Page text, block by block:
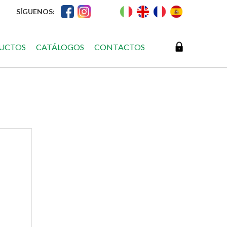
SÍGUENOS:
CATÁLOGOS CONTACTOS